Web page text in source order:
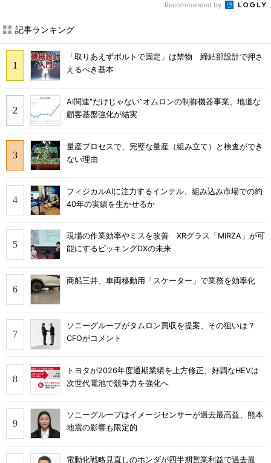
Recommended by
記事ランキング
「取りあえずボルトで固定」は禁物 締結部設計で押さ
えるべき基本
AI関連“だけじゃない”オムロンの制御機器事業、地道な
顧客基盤強化が結実
量産プロセスで、完璧な量産（組み立て）と検査ができ
ない理由
フィジカルAIに注力するインテル、組み込み市場での約
40年の実績を生かせるか
現場の作業効率やミスを改善 XRグラス「MiRZA」が可
能にするピッキングDXの未来
商船三井、車両移動用「スケーター」で業務を効率化
ソニーグループがタムロン買収を提案、その狙いは？
CFOがコメント
トヨタが2026年度通期業績を上方修正、好調なHEVは
次世代電池で競争力を強化へ
ソニーグループはイメージセンサーが過去最高益、熊本
地震の影響も限定的
電動化戦略見直しのホンダが四半期営業利益で過去最